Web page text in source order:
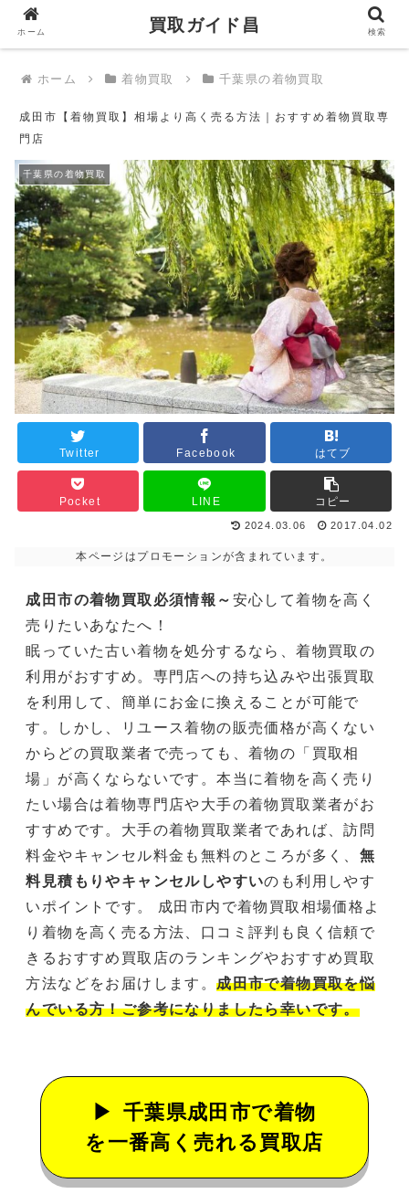
買取ガイド昌
ホーム 着物買取 千葉県の着物買取
成田市【着物買取】相場より高く売る方法｜おすすめ着物買取専
門店
千葉県の着物買取
Twitter Facebook はてブ
Pocket LINE コピー
2024.03.06 2017.04.02
本ページはプロモーションが含まれています。
成田市の着物買取必須情報～ 安心して着物を高く
売りたいあなたへ！
眠っていた古い着物を処分するなら、着物買取の
利用がおすすめ。専門店への持ち込みや出張買取
を利用して、簡単にお金に換えることが可能で
す。しかし、リユース着物の販売価格が高くない
からどの買取業者で売っても、着物の「買取相
場」が高くならないです。本当に着物を高く売り
たい場合は着物専門店や大手の着物買取業者がお
すすめです。大手の着物買取業者であれば、訪問
料金やキャンセル料金も無料のところが多く、 無
料見積もりやキャンセルしやすいのも利用しやす
いポイントです。 成田市内で着物買取相場価格よ
り着物を高く売る方法、口コミ評判も良く信頼で
きるおすすめ買取店のランキングやおすすめ買取
方法などをお届けします。成田市で着物買取を悩
んでいる方！ご参考になりましたら幸いです。
千葉県成田市で着物
を一番高く売れる買取店
ホーム 買取ガイド昌 検索